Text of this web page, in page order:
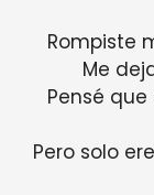
Rompiste
Me
Pensé
Pero solo